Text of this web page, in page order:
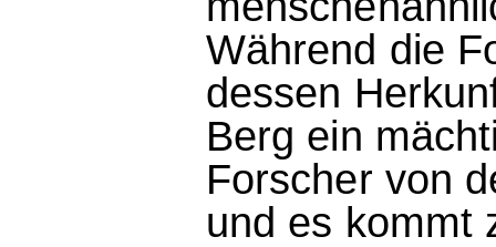
Während die
dessen
Berg ein
Forscher von
und es kommt